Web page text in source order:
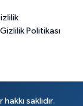
Gizlilik Politikası
saklıdır.